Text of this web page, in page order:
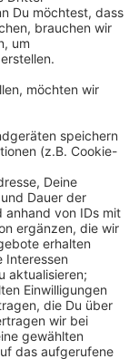
sei
seien in
einen«
sagte der
Abend noch
Antenne
heute